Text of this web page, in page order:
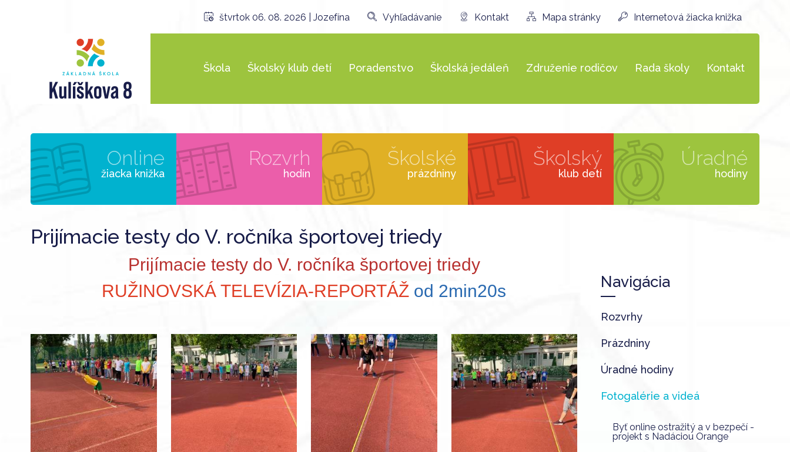
štvrtok 06. 08. 2026 | Jozefína Vyhľadávanie Kontakt Mapa stránky Internetová žiacka knižka
Škola Školský klub detí Poradenstvo Školská jedáleň Združenie rodičov Rada školy Kontakt
Online
žiacka knižka
Rozvrh
hodín
Školské
prázdniny
Školský
klub detí
Úradné
hodiny
Prijímacie testy do V. ročníka športovej triedy
Prijímacie testy do V. ročníka športovej triedy
RUŽINOVSKÁ TELEVÍZIA-REPORTÁŽ od 2min20s Navigácia
Rozvrhy
Prázdniny
Úradné hodiny
Fotogalérie a videá
Byť online ostražitý a v bezpečí -
projekt s Nadáciou Orange